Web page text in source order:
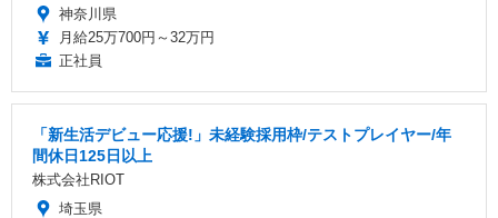
神奈川県
月給25万700円～32万円
正社員
「新生活デビュー応援!」未経験採用枠/テストプレイヤー/年
間休日125日以上
株式会社RIOT
埼玉県